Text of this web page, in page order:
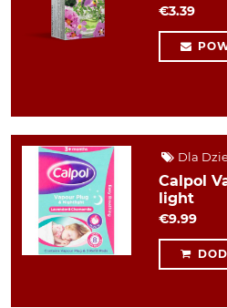
€3.39
Dla
Calpol
light
€9.99